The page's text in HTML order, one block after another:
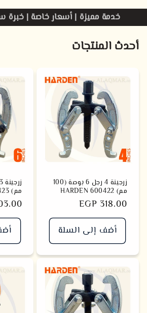
خدمة مميزة | أسعار خاصة | خبرة
أحدث المنتجات
زرجينة 4 رجل 6 بوصة (100
مم) 600422 HARDEN
سعر
EGP 318.00
أضف إلى السلة
مم) 600423 HARDEN
سعر